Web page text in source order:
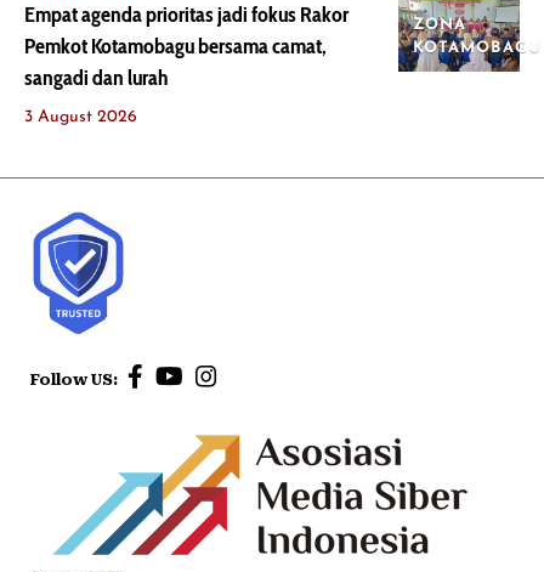
ZONA
KOTAMOBAGU
Empat agenda prioritas jadi fokus Rakor
Pemkot Kotamobagu bersama camat,
sangadi dan lurah
3 August 2026
Follow US: